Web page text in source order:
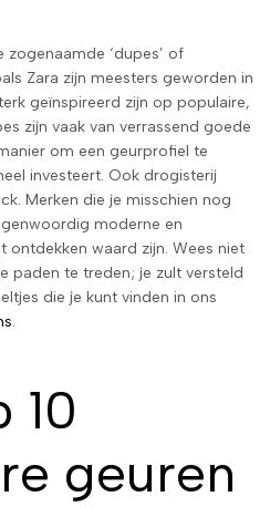
zogenaamde ‘dupes’ of
Zara zijn meesters geworden in
geïnspireerd zijn op populaire,
zijn vaak van verrassend goede
om een geurprofiel te
investeert. Ook drogisterij
Merken die je misschien nog
moderne en
ontdekken waard zijn. Wees niet
paden te treden; je zult versteld
die je kunt vinden in ons
.
10
geuren